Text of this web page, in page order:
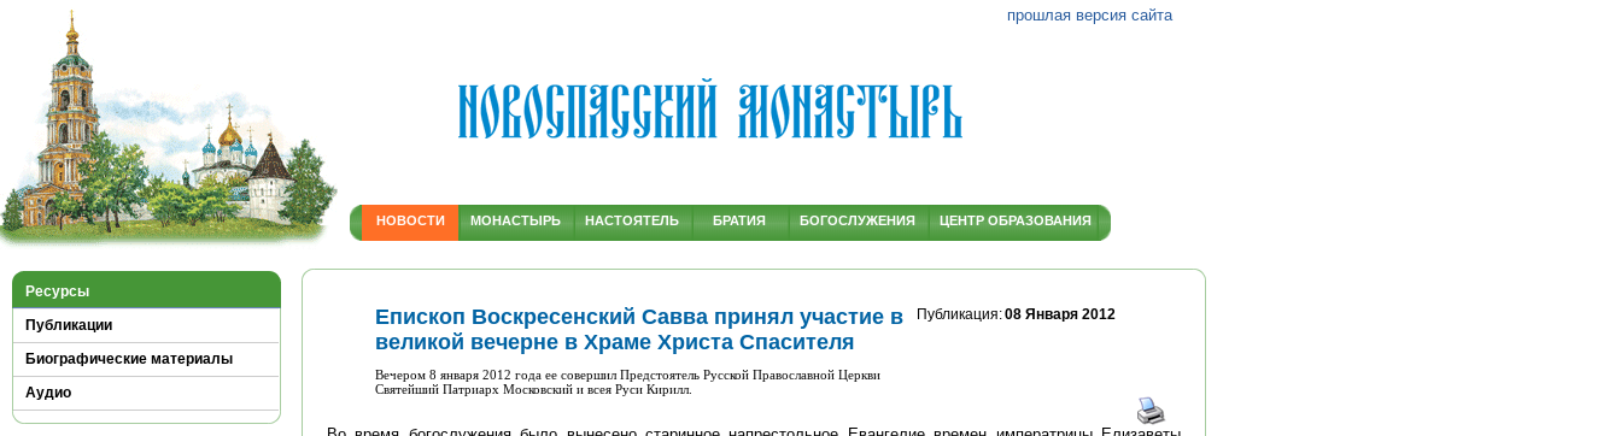
Епископ Воскресенский Савва принял участие в
великой вечерне в Храме Христа Спасителя
Вечером 8 января 2012 года ее совершил Предстоятель Русской Православной Церкви
Святейший Патриарх Московский и всея Руси Кирилл.
Публикация:08 Января 2012
НОВОСТИ МОНАСТЫРЬ НАСТОЯТЕЛЬ БРАТИЯ БОГОСЛУЖЕНИЯ ЦЕНТР ОБРАЗОВАНИЯ
Ресурсы
Публикации
Биографические материалы
Аудио
прошлая версия сайта